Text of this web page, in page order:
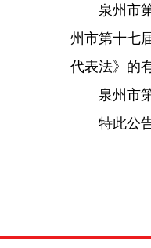
泉州市第
州市第十七
代表法》的
泉州市第
特此公告